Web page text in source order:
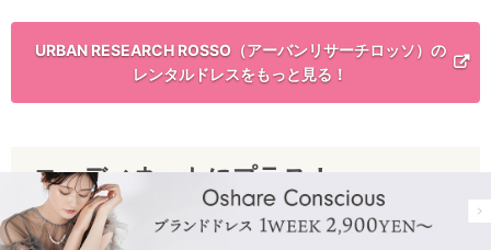
URBAN RESEARCH ROSSO（アーバンリサーチロッソ）の
レンタルドレスをもっと見る！
コーディネートにプラス！
レンタルアクセサリーもURBAN